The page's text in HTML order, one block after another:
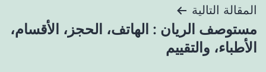
المقالة التالية
مستوصف الريان : الهاتف، الحجز، الأقسام،
الأطباء، والتقييم